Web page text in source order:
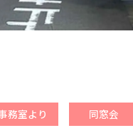
務室より 同窓会